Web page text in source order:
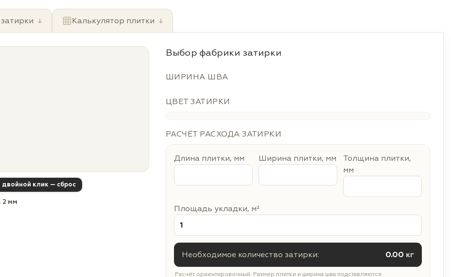
↓ Калькулятор плитки ↓
двойной клик — сброс
2 мм
Выбор фабрики затирки
ШИРИНА ШВА
ЦВЕТ ЗАТИРКИ
РАСЧЁТ РАСХОДА ЗАТИРКИ
Длина плитки, мм Ширина плитки, мм
Толщина плитки,
мм
Площадь укладки, м²
Необходимое количество затирки: 0.00 кг
Расчёт ориентировочный. Размер плитки и ширина шва подставляются